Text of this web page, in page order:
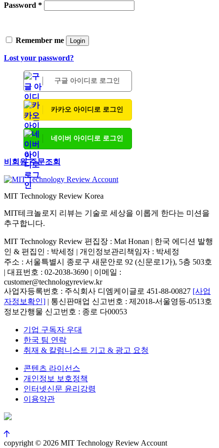
Password *
Remember me Login
Lost your password?
구글 아이디로 로그인
카카오 아이디로 로그인
네이버 아이디로 로그인
비회원 주문조회
MIT Technology Review Korea
MIT테크놀로지 리뷰는 기술로 세상을 이롭게 한다는 미션을
추구합니다.
MIT Technology Review 편집장 : Mat Honan | 한국 에디션 발행
인 & 편집인 : 박세정 | 개인정보관리책임자 : 박세정
주소 : 서울특별시 종로구 새문안로 92 (신문로1가), 5층 503호
| 대표번호 : 02-2038-3690 | 이메일 :
customer@technologyreview.kr
사업자등록번호 : 주식회사 디엠케이글로 451-88-00827 [사업
자정보확인] | 통신판매업 신고번호 : 제2018-서울영등-0513호
정보간행물 신고번호 : 종로 다00053
기업 구독자 우대
한국 팀 연락
취재 & 칼럼니스트 기고 & 광고 요청
콘텐츠 라이선스
개인정보 보호정책
인터넷신문 윤리강령
이용약관
copyright © 2026 MIT Technology Review Account